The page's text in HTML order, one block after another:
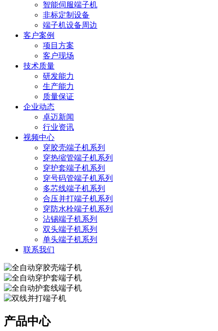
智能伺服端子机
非标定制设备
端子机设备周边
客户案例
项目方案
客户现场
技术质量
研发能力
生产能力
质量保证
企业动态
卓迈新闻
行业资讯
视频中心
穿胶壳端子机系列
穿热缩管端子机系列
穿护套端子机系列
穿号码管端子机系列
多芯线端子机系列
合压并打端子机系列
穿防水栓端子机系列
沾锡端子机系列
双头端子机系列
单头端子机系列
联系我们
产品中心